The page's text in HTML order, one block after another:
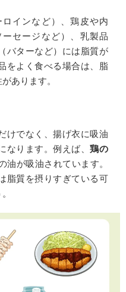
インなど）、鶏皮や内
セージなど）、乳製品
バターなど）には脂質が
をよく食べる場合は、脂
あります。
けでなく、揚げ衣に吸油
なります。例えば、鶏の
油が吸油されています。
脂質を摂りすぎている可